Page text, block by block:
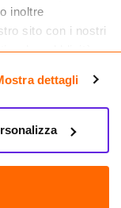
inoltre
sito con i nostri
web, pubblicità e
raccolto dal
dettagli